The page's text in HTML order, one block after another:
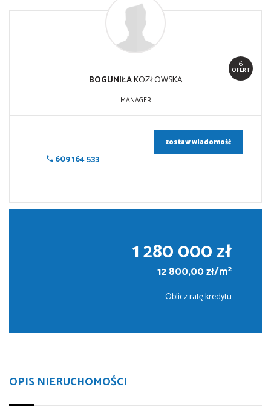
6
OFERT
BOGUMIŁAKOZŁOWSKA
MANAGER
609 164 533
zostaw wiadomość
1 280 000 zł
12 800,00 zł/m2
Oblicz ratę kredytu
OPIS NIERUCHOMOŚCI